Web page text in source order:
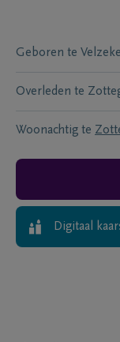
Geboren te
Overleden te
Woonachtig te
Digitaal